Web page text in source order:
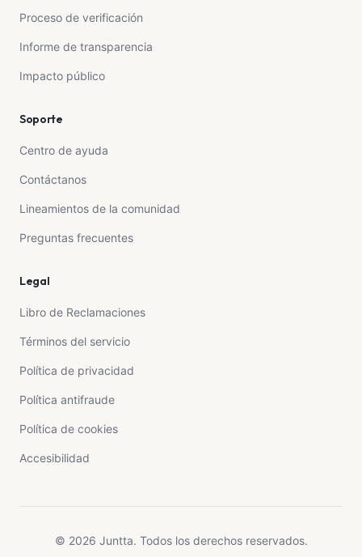
Proceso de verificación
Informe de transparencia
Impacto público
Soporte
Centro de ayuda
Contáctanos
Lineamientos de la comunidad
Preguntas frecuentes
Legal
Libro de Reclamaciones
Términos del servicio
Política de privacidad
Política antifraude
Política de cookies
Accesibilidad
© 2026 Juntta. Todos los derechos reservados.